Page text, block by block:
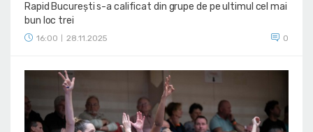
Rapid București s-a calificat din grupe de pe ultimul cel mai
bun loc trei
16:00 28.11.2025 0